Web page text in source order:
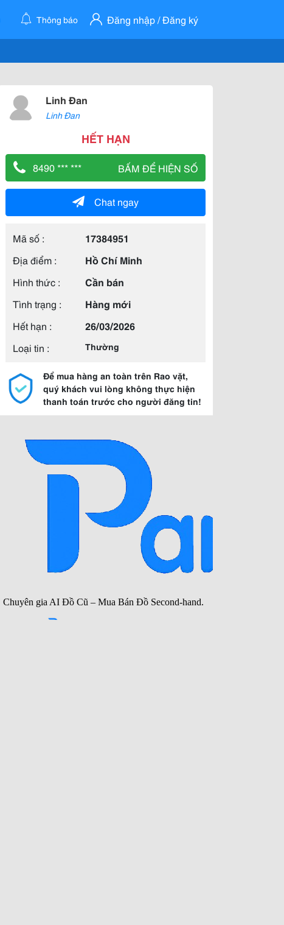
Thông báo Đăng nhập / Đăng ký
Linh Đan
Linh Đan
HẾT HẠN
8490 *** *** BẤM ĐỂ HIỆN SỐ
Chat ngay
Mã số :
17384951
Địa điểm :
Hồ Chí Minh
Hình thức :
Cần bán
Tình trạng :
Hàng mới
Hết hạn :
26/03/2026
Loại tin :
Thường
Để mua hàng an toàn trên Rao vặt,
quý khách vui lòng không thực hiện
thanh toán trước cho người đăng tin!